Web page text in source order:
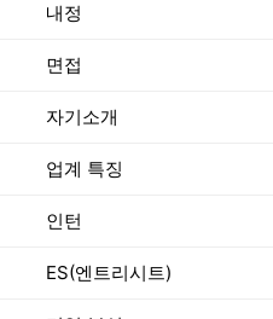
내정
면접
자기소개
업계 특징
인턴
ES(엔트리시트)